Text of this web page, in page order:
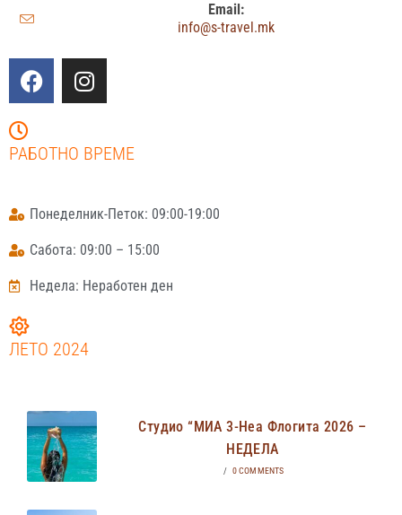
Email:
info@s-travel.mk
РАБОТНО ВРЕМЕ
Понеделник-Петок: 09:00-19:00
Сабота: 09:00 – 15:00
Недела: Неработен ден
ЛЕТО 2024
Студио “МИА 3-Неа Флогита 2026 –
НЕДЕЛА
/ 0 COMMENTS